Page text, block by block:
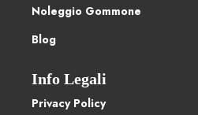
Noleggio Gommone
Blog
Info Legali
Privacy Policy